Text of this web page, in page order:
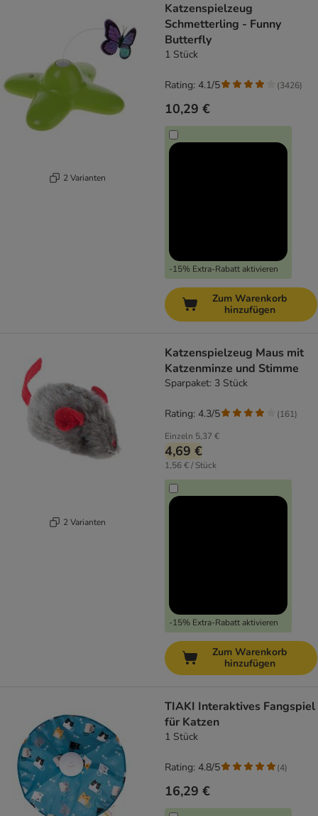
2 Varianten
Katzenspielzeug
Schmetterling - Funny
Butterfly
1 Stück
10,29 €
-15% Extra-Rabatt aktivieren
Rating: 4.1/5 (3426)
Zum Warenkorb
hinzufügen
2 Varianten
Katzenspielzeug Maus mit
Katzenminze und Stimme
Sparpaket: 3 Stück
Einzeln 5,37 €
4,69 €
1,56 € / Stück
-15% Extra-Rabatt aktivieren
Rating: 4.3/5 (161)
Zum Warenkorb
hinzufügen
TIAKI Interaktives Fangspiel
für Katzen
1 Stück
16,29 €
Rating: 4.8/5 (4)